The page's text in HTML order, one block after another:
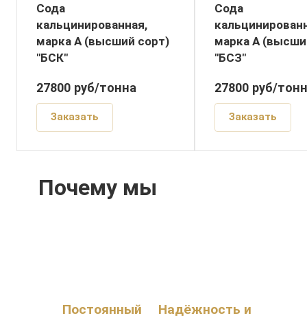
Сода
кальцинированная,
марка А (высший сорт)
"БСК"
27800 руб/тонна
Заказать
Сода
марка А
"БСЗ"
27800 руб/
Заказать
Почему мы
Постоянный
Надёжность и